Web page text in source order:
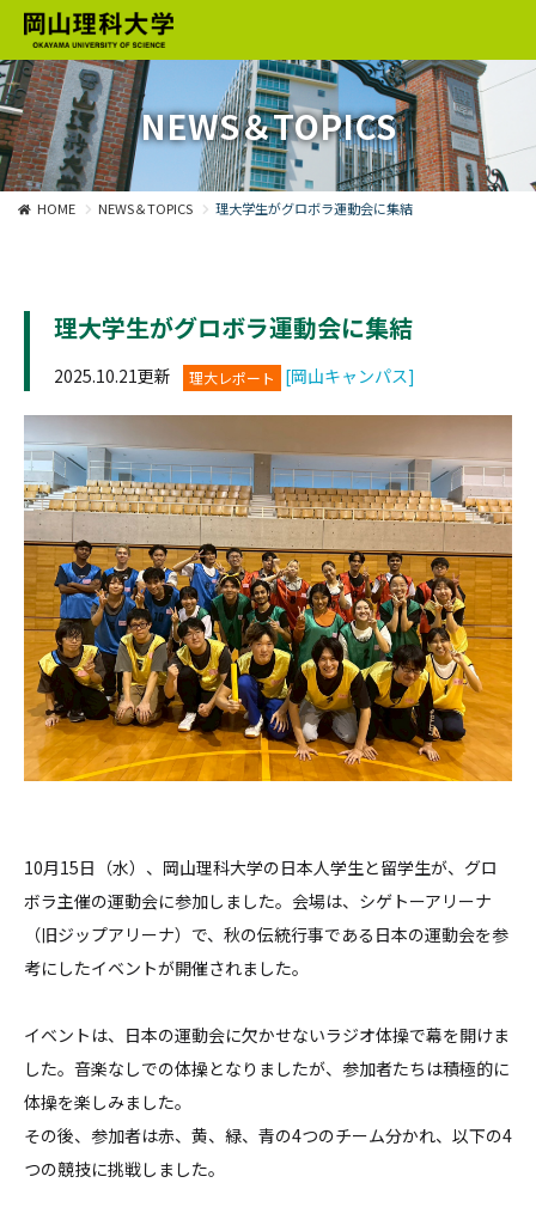
NEWS＆TOPICS
HOME NEWS＆TOPICS 理大学生がグロボラ運動会に集結
理大学生がグロボラ運動会に集結
2025.10.21更新 理大レポート [岡山キャンパス]
10月15日（水）、岡山理科大学の日本人学生と留学生が、グロ
ボラ主催の運動会に参加しました。会場は、シゲトーアリーナ
（旧ジップアリーナ）で、秋の伝統行事である日本の運動会を参
考にしたイベントが開催されました。
イベントは、日本の運動会に欠かせないラジオ体操で幕を開けま
した。音楽なしでの体操となりましたが、参加者たちは積極的に
体操を楽しみました。
その後、参加者は赤、黄、緑、青の4つのチーム分かれ、以下の4
つの競技に挑戦しました。